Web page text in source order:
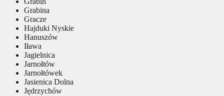
Grabina
Gracze
Hajduki Nyskie
Hanuszów
Iława
Jagielnica
Jarnołtów
Jarnołtówek
Jasienica Dolna
Jędrzychów